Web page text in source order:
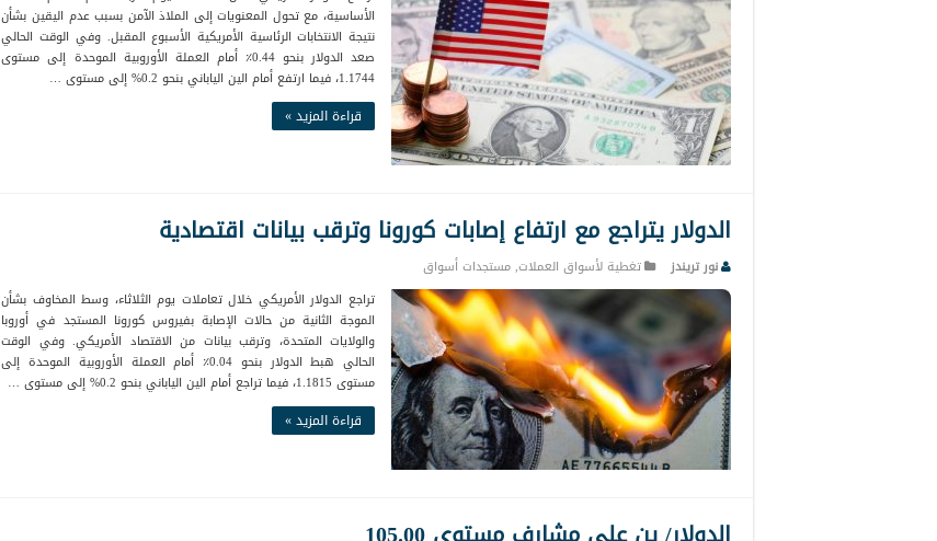
الأساسية، مع تحول المعنويات إلى الملاذ الآمن بسبب عدم اليقين بشأن
نتيجة الانتخابات الرئاسية الأمريكية الأسبوع المقبل. وفي الوقت الحالي
صعد الدولار بنحو 0.44٪ أمام العملة الأوروبية الموحدة إلى مستوى
1.1744، فيما ارتفع أمام الين الياباني بنحو 0.2% إلى مستوى …
قراءة المزيد »
الدولار يتراجع مع ارتفاع إصابات كورونا وترقب بيانات اقتصادية
نور تريندز تغطية لأسواق العملات,مستجدات أسواق
تراجع الدولار الأمريكي خلال تعاملات يوم الثلاثاء، وسط المخاوف بشأن
الموجة الثانية من حالات الإصابة بفيروس كورونا المستجد في أوروبا
والولايات المتحدة، وترقب بيانات من الاقتصاد الأمريكي. وفي الوقت
الحالي هبط الدولار بنحو 0.04٪ أمام العملة الأوروبية الموحدة إلى
مستوى 1.1815، فيما تراجع أمام الين الياباني بنحو 0.2% إلى مستوى …
قراءة المزيد »